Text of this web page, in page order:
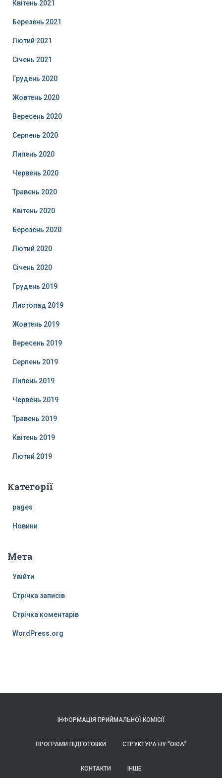
Квітень 2021
Березень 2021
Лютий 2021
Січень 2021
Грудень 2020
Жовтень 2020
Вересень 2020
Серпень 2020
Липень 2020
Червень 2020
Травень 2020
Квітень 2020
Березень 2020
Лютий 2020
Січень 2020
Грудень 2019
Листопад 2019
Жовтень 2019
Вересень 2019
Серпень 2019
Липень 2019
Червень 2019
Травень 2019
Квітень 2019
Лютий 2019
Категорії
pages
Новини
Мета
Увійти
Стрічка записів
Стрічка коментарів
WordPress.org
ІНФОРМАЦІЯ ПРИЙМАЛЬНОЇ КОМІСІЇ
ПРОГРАМИ ПІДГОТОВКИ СТРУКТУРА НУ “ОЮА”
КОНТАКТИ ІНШЕ